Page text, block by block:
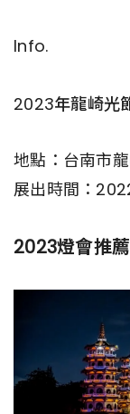
Info.
2023年龍崎光
地點：台南市
展出時間：
2023燈會推